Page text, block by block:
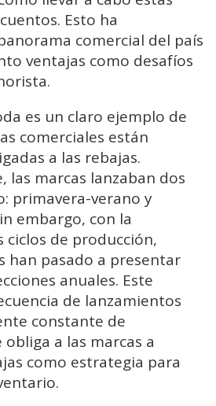
Esto ha
comercial del país
ventajas como desafíos
es un claro ejemplo de
comerciales están
a las rebajas.
las marcas lanzaban dos
primavera-verano y
embargo, con la
ciclos de producción,
han pasado a presentar
anuales. Este
de lanzamientos
constante de
a las marcas a
como estrategia para